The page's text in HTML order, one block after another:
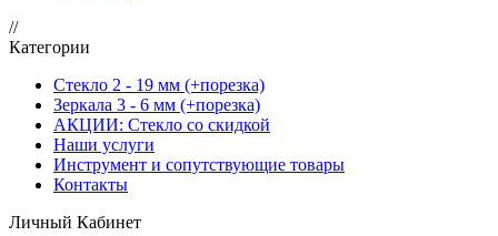
//
Категории
Стекло 2 - 19 мм (+порезка)
Зеркала 3 - 6 мм (+порезка)
АКЦИИ: Стекло со скидкой
Наши услуги
Инструмент и сопутствующие товары
Контакты
Личный Кабинет